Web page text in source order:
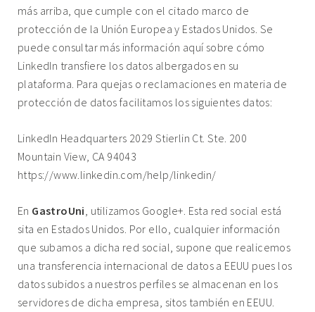
más arriba, que cumple con el citado marco de
protección de la Unión Europea y Estados Unidos. Se
puede consultar más información aquí sobre cómo
LinkedIn transfiere los datos albergados en su
plataforma. Para quejas o reclamaciones en materia de
protección de datos facilitamos los siguientes datos:
LinkedIn Headquarters 2029 Stierlin Ct. Ste. 200
Mountain View, CA 94043
https://www.linkedin.com/help/linkedin/
En GastroUni , utilizamos Google+. Esta red social está
sita en Estados Unidos. Por ello, cualquier información
que subamos a dicha red social, supone que realicemos
una transferencia internacional de datos a EEUU pues los
datos subidos a nuestros perfiles se almacenan en los
servidores de dicha empresa, sitos también en EEUU.